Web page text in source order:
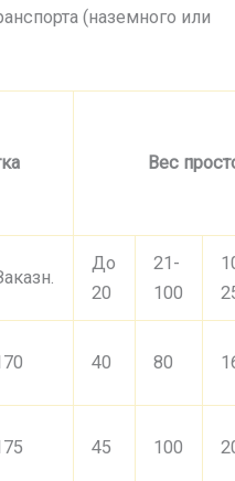
(наземного или
Вес
До
20
21-
100
40 80
45 100